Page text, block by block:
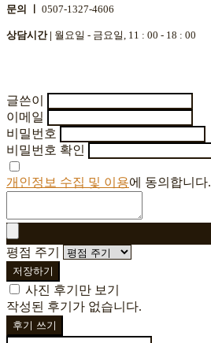
문의 ㅣ 0507-1327-4606
상담시간 | 월요일 - 금요일, 11 : 00 - 18 : 00
글쓴이
이메일
비밀번호
비밀번호 확인
개인정보 수집 및 이용에 동의합니다.
평점 주기
저장하기
사진 후기만 보기
작성된 후기가 없습니다.
후기 쓰기